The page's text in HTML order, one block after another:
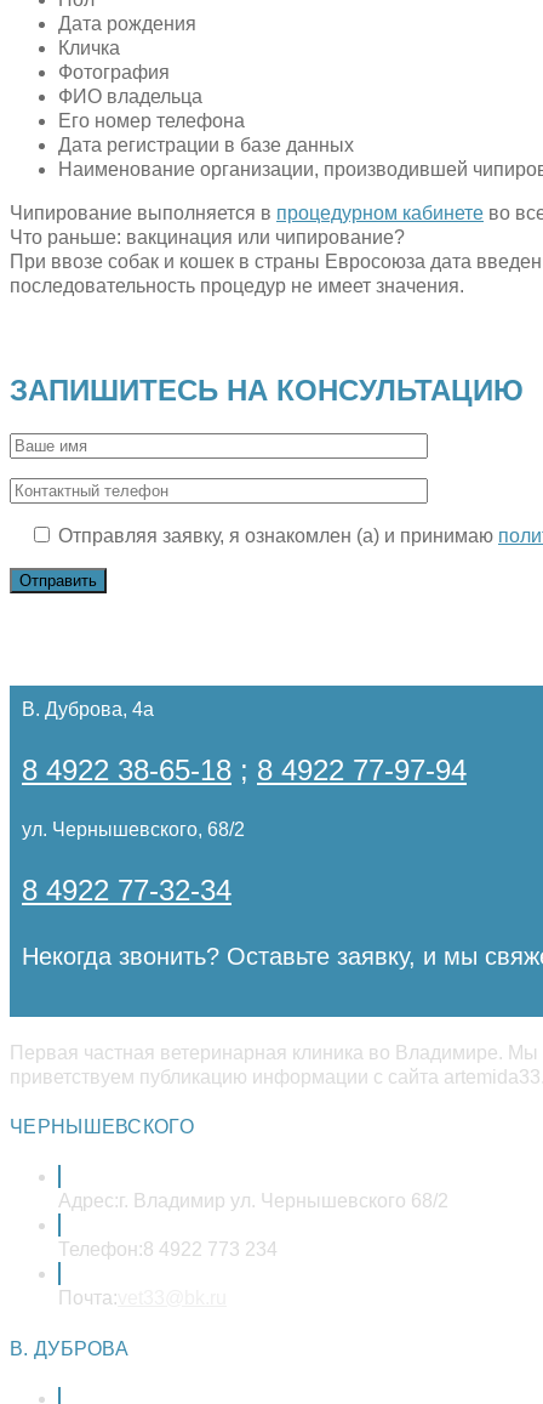
Дата рождения
Кличка
Фотография
ФИО владельца
Его номер телефона
Дата регистрации в базе данных
Наименование организации, производившей
Чипирование выполняется в процедурном кабинете во
Что раньше: вакцинация или чипирование?
При ввозе собак и кошек в страны Евросоюза дата
последовательность процедур не имеет значения.
ЗАПИШИТЕСЬ НА КОНСУЛЬТАЦИЮ
Отправляя заявку, я ознакомлен (а) и принимаю
В. Дуброва, 4а
8 4922 38-65-18 ; 8 4922 77-97-94
ул. Чернышевского, 68/2
8 4922 77-32-34
Некогда звонить? Оставьте заявку, и мы
Первая частная ветеринарная клиника во Владимире.
приветствуем публикацию информации с сайта
ЧЕРНЫШЕВСКОГО
Адрес:г. Владимир ул. Чернышевского 68/2
Телефон:8 4922 773 234
Почта:
В. ДУБРОВА